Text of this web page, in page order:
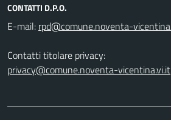
CONTATTI D.P.O.
E-mail:
Contatti titolare privacy:
privacy@comune.noventa-vicentina.vi.it